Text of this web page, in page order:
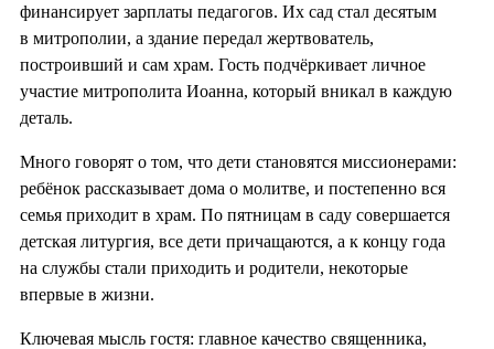
финансирует зарплаты педагогов. Их сад стал десятым
в митрополии, а здание передал жертвователь,
построивший и сам храм. Гость подчёркивает личное
участие митрополита Иоанна, который вникал в каждую
деталь.
Много говорят о том, что дети становятся миссионерами:
ребёнок рассказывает дома о молитве, и постепенно вся
семья приходит в храм. По пятницам в саду совершается
детская литургия, все дети причащаются, а к концу года
на службы стали приходить и родители, некоторые
впервые в жизни.
Ключевая мысль гостя: главное качество священника,